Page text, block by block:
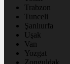
Trabzon
Tunceli
Şanlıurfa
Uşak
Van
Yozgat
Zonguldak